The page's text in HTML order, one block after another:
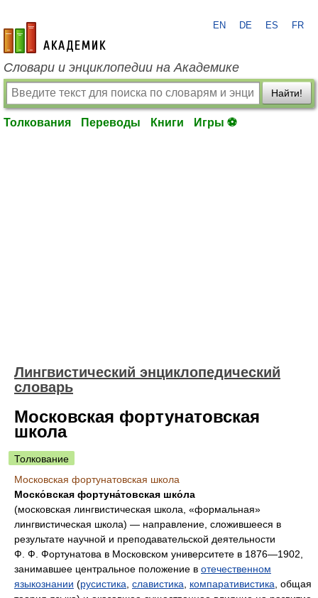
academic.ru
EN DE ES FR
Словари и энциклопедии на Академике
Найти!
Толкования Переводы Книги Игры ⚽
Лингвистический энциклопедический
словарь
Московская фортунатовская
школа
Толкование
Московская фортунатовская школа
Моско́вская фортуна́товская шко́ла
(московская лингвистическая школа, «формальная»
лингвистическая школа) — направление, сложившееся в
результате научной и преподавательской деятельности
Ф. Ф. Фортунатова в Московском университете в 1876—1902,
занимавшее центральное положение в отечественном
языкознании (русистика славистика компаративистика , общая